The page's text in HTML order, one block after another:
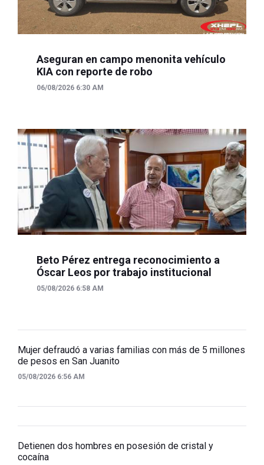
Aseguran en campo menonita vehículo
KIA con reporte de robo
06/08/2026 6:30 AM
Beto Pérez entrega reconocimiento a
Óscar Leos por trabajo institucional
05/08/2026 6:58 AM
Mujer defraudó a varias familias con más de 5 millones
de pesos en San Juanito
05/08/2026 6:56 AM
Detienen dos hombres en posesión de cristal y
cocaína